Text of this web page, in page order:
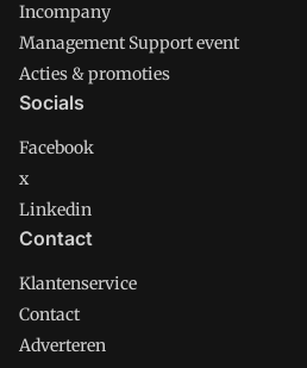
Incompany
Management Support event
Acties & promoties
Socials
Facebook
x
Linkedin
Contact
Klantenservice
Contact
Adverteren